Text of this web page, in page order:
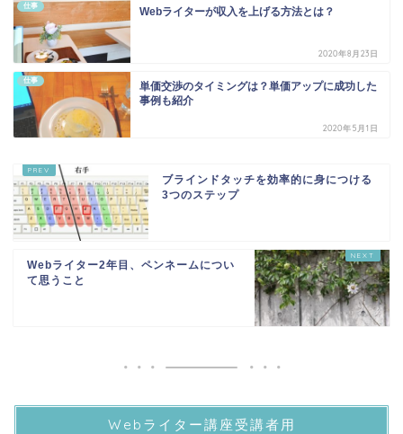
仕事 Webライターが収入を上げる方法とは？
2020年8月23日
仕事
単価交渉のタイミングは？単価アップに成功した
事例も紹介
2020年5月1日
ブラインドタッチを効率的に身につける
3つのステップ
Webライター2年目、ペンネームについ
て思うこと
Webライター講座受講者用